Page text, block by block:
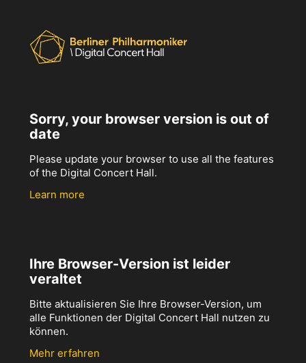
Sorry, your browser version is out of
date
Please update your browser to use all the features
of the Digital Concert Hall.
Learn more
Ihre Browser-Version ist leider
veraltet
Bitte aktualisieren Sie Ihre Browser-Version, um
alle Funktionen der Digital Concert Hall nutzen zu
können.
Mehr erfahren